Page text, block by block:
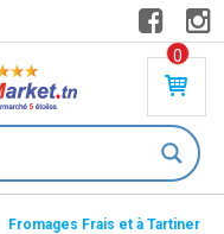
0
PR
DU
IT(
S)
Fromages Frais et à Tartiner